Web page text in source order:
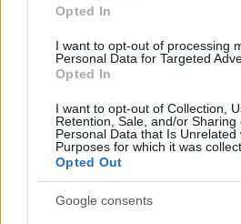
Opted In
I want to opt-out of processing
Personal Data for Targeted
Opted In
I want to opt-out of Collection,
Retention, Sale, and/or Sharing
Personal Data that Is Unrelated
Purposes for which it was
Opted Out
Google consents
Σχολίασε